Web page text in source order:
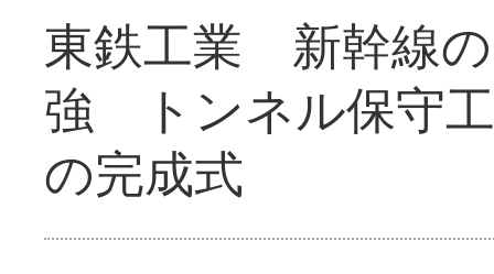
東鉄工業 新幹線
強 トンネル保守
の完成式